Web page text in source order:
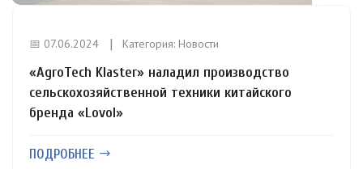
📅 07.06.2024 Категория: Новости
«AgroTech Klaster» наладил производство
сельскохозяйственной техники китайского
бренда «Lovol»
ПОДРОБНЕЕ